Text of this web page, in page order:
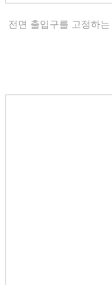
전면 출입구를 고정하